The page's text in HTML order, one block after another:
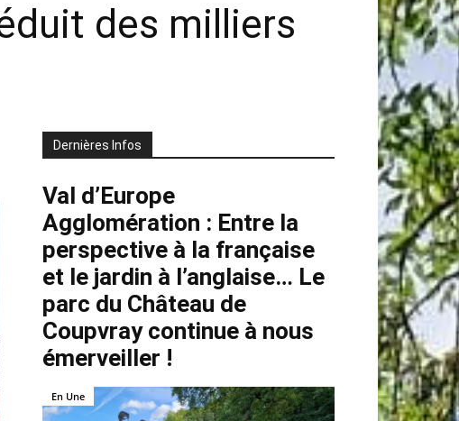
des milliers
Dernières Infos
Val d’Europe
Agglomération : Entre la
perspective à la française
et le jardin à l’anglaise… Le
parc du Château de
Coupvray continue à nous
émerveiller !
En Une